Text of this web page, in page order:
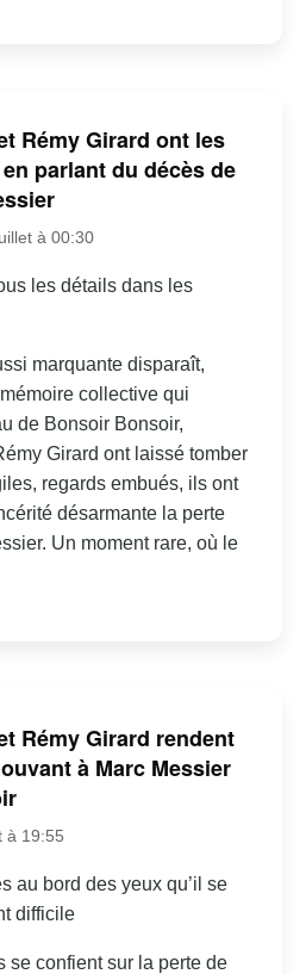
Rémy Girard ont les
parlant du décès de
à 00:30
les détails dans les
marquante disparaît,
collective qui
de Bonsoir Bonsoir,
Girard ont laissé tomber
regards embués, ils ont
désarmante la perte
Un moment rare, où le
Rémy Girard rendent
à Marc Messier
à 19:55
au bord des yeux qu’il se
difficile
se confient sur la perte de